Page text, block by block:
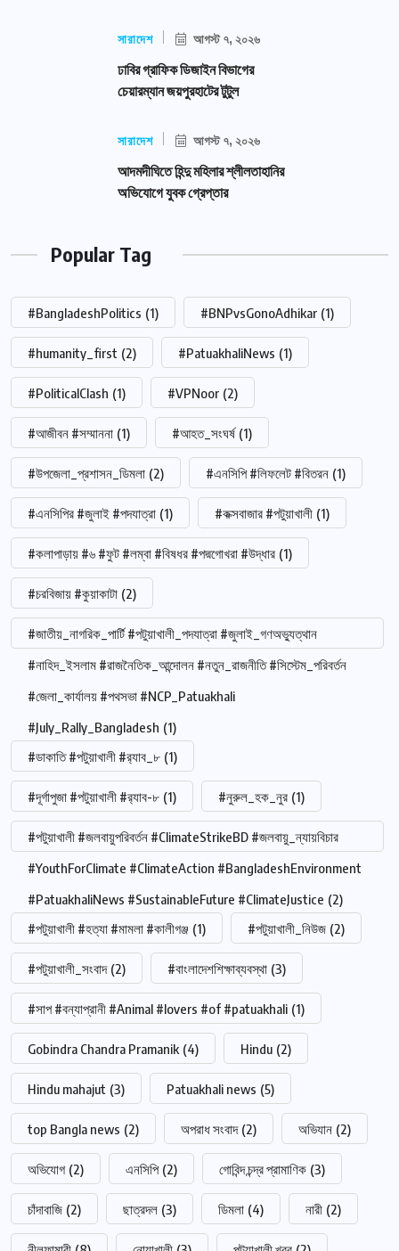
সারাদেশ আগস্ট ৭, ২০২৬
ঢাবির গ্রাফিক ডিজাইন বিভাগের
চেয়ারম্যান জয়পুরহাটের টুটুল
সারাদেশ আগস্ট ৭, ২০২৬
আদমদীঘিতে হিন্দু মহিলার শ্লীলতাহানির
অভিযোগে যুবক গ্রেপ্তার
Popular Tag
#BangladeshPolitics (1) #BNPvsGonoAdhikar (1)
#humanity_first (2) #PatuakhaliNews (1)
#PoliticalClash (1) #VPNoor (2)
#আজীবন #সম্মাননা (1) #আহত_সংঘর্ষ (1)
#উপজেলা_প্রশাসন_ডিমলা (2) #এনসিপি #লিফলেট #বিতরন (1)
#এনসিপির #জুলাই #পদযাত্রা (1) #কক্সবাজার #পটুয়াখালী (1)
#কলাপাড়ায় #৬ #ফুট #লম্বা #বিষধর #পদ্মগোখরা #উদ্ধার (1)
#চরবিজায় #কুয়াকাটা (2)
#জাতীয়_নাগরিক_পার্টি #পটুয়াখালী_পদযাত্রা #জুলাই_গণঅভ্যুত্থান
#নাহিদ_ইসলাম #রাজনৈতিক_আন্দোলন #নতুন_রাজনীতি #সিস্টেম_পরিবর্তন
#জেলা_কার্যালয় #পথসভা #NCP_Patuakhali
#July_Rally_Bangladesh (1)
#ডাকাতি #পটুয়াখালী #র‍্যাব_৮ (1)
#দূর্গাপুজা #পটুয়াখালী #র‍্যাব-৮ (1) #নুরুল_হক_নুর (1)
#পটুয়াখালী #জলবায়ুপরিবর্তন #ClimateStrikeBD #জলবায়ু_ন্যায়বিচার
#YouthForClimate #ClimateAction #BangladeshEnvironment
#PatuakhaliNews #SustainableFuture #ClimateJustice (2)
#পটুয়াখালী #হত্যা #মামলা #কালীগঞ্জ (1) #পটুয়াখালী_নিউজ (2)
#পটুয়াখালী_সংবাদ (2) #বাংলাদেশশিক্ষাব্যবস্থা (3)
#সাপ #বন্যাপ্রানী #Animal #lovers #of #patuakhali (1)
Gobindra Chandra Pramanik (4) Hindu (2)
Hindu mahajut (3) Patuakhali news (5)
top Bangla news (2) অপরাধ সংবাদ (2) অভিযান (2)
অভিযোগ (2) এনসিপি (2) গোবিন্দ চন্দ্র প্রামাণিক (3)
চাঁদাবাজি (2) ছাত্রদল (3) ডিমলা (4) নারী (2)